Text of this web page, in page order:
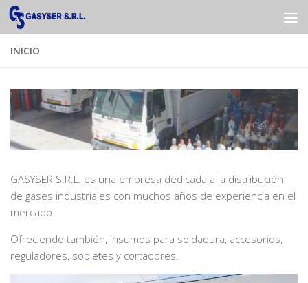
Saltar al contenido
INICIO
GASYSER S.R.L. es una empresa dedicada a la distribución
de gases industriales con muchos años de experiencia en el
mercado.
Ofreciendo también, insumos para soldadura, accesorios,
reguladores, sopletes y cortadores.